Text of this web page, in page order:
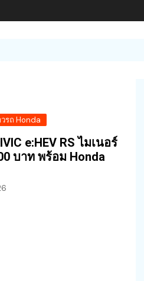
รถ Honda
e:HEV RS ไมเนอร์
บาท พร้อม Honda